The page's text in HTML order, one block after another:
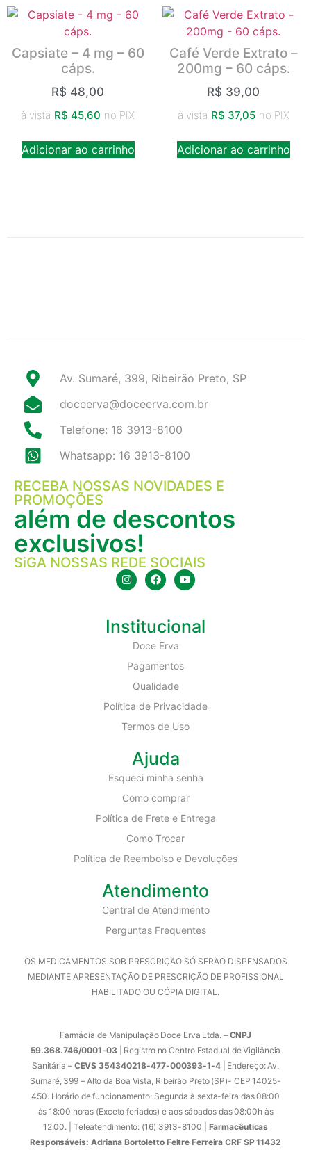
Capsiate – 4 mg – 60
cáps.
R$ 48,00
à vista R$ 45,60 no PIX
Adicionar ao carrinho
Café Verde Extrato –
200mg – 60 cáps.
R$ 39,00
à vista R$ 37,05 no PIX
Adicionar ao carrinho
Av. Sumaré, 399, Ribeirão Preto, SP
doceerva@doceerva.com.br
Telefone: 16 3913-8100
Whatsapp: 16 3913-8100
RECEBA NOSSAS NOVIDADES E
PROMOÇÕES
além de descontos
exclusivos!
SiGA NOSSAS REDE SOCIAIS
Institucional
Doce Erva
Pagamentos
Qualidade
Política de Privacidade
Termos de Uso
Ajuda
Esqueci minha senha
Como comprar
Política de Frete e Entrega
Como Trocar
Política de Reembolso e Devoluções
Atendimento
Central de Atendimento
Perguntas Frequentes
OS MEDICAMENTOS SOB PRESCRIÇÃO SÓ SERÃO DISPENSADOS
MEDIANTE APRESENTAÇÃO DE PRESCRIÇÃO DE PROFISSIONAL
HABILITADO OU CÓPIA DIGITAL.
Farmácia de Manipulação Doce Erva Ltda. – CNPJ
59.368.746/0001-03| Registro no Centro Estadual de Vigilância
Sanitária –CEVS 354340218-477-000393-1-4| Endereço: Av.
Sumaré, 399 – Alto da Boa Vista, Ribeirão Preto (SP)- CEP 14025-
450. Horário de funcionamento: Segunda à sexta-feira das 08:00
às 18:00 horas (Exceto feriados) e aos sábados das 08:00h às
12:00. | Teleatendimento: (16) 3913-8100 | Farmacêuticas
Responsáveis: Adriana Bortoletto Feltre Ferreira CRF SP 11432